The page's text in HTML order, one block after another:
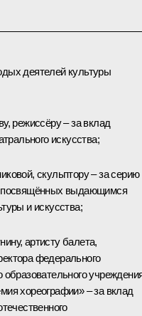
деятелей культуры
режиссёру – за вклад
искусства;
,скульптору – за серию
посвящённых выдающимся
и искусства;
артисту балета,
федерального
образовательного
хореографии» – за вклад